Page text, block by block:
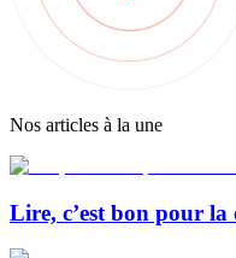
Nos articles à la une
Lire, c’est bon pour